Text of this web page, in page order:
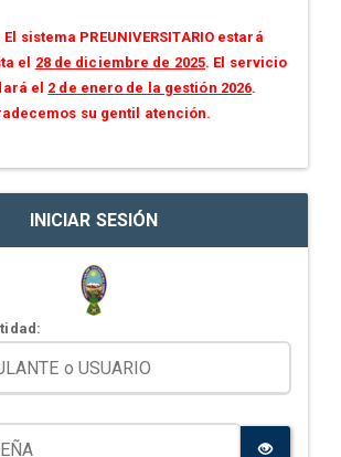
El sistema PREUNIVERSITARIO estará
el 28 de diciembre de 2025. El servicio
el 2 de enero de la gestión 2026.
su gentil atención.
INICIAR SESIÓN